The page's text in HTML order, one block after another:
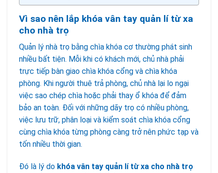
Vì sao nên lắp khóa vân tay quản lí từ xa
cho nhà trọ
Quản lý nhà trọ bằng chìa khóa cơ thường phát sinh
nhiều bất tiện. Mỗi khi có khách mới, chủ nhà phải
trực tiếp bàn giao chìa khóa cổng và chìa khóa
phòng. Khi người thuê trả phòng, chủ nhà lại lo ngại
việc sao chép chìa hoặc phải thay ổ khóa để đảm
bảo an toàn. Đối với những dãy trọ có nhiều phòng,
việc lưu trữ, phân loại và kiểm soát chìa khóa cổng
cùng chìa khóa từng phòng càng trở nên phức tạp và
tốn nhiều thời gian.
Đó là lý do khóa vân tay quản lí từ xa cho nhà trọ